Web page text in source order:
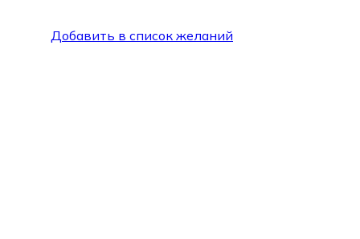
Добавить в список желаний